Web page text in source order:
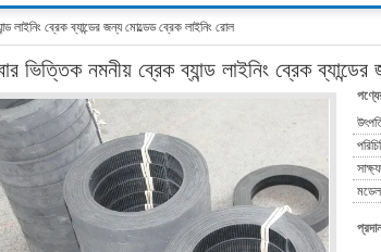
লাইনিং ব্রেক ব্যান্ডের জন্য মোল্ডেড ব্রেক লাইনিং রোল
ভিত্তিক নমনীয় ব্রেক ব্যান্ড লাইনিং ব্রেক